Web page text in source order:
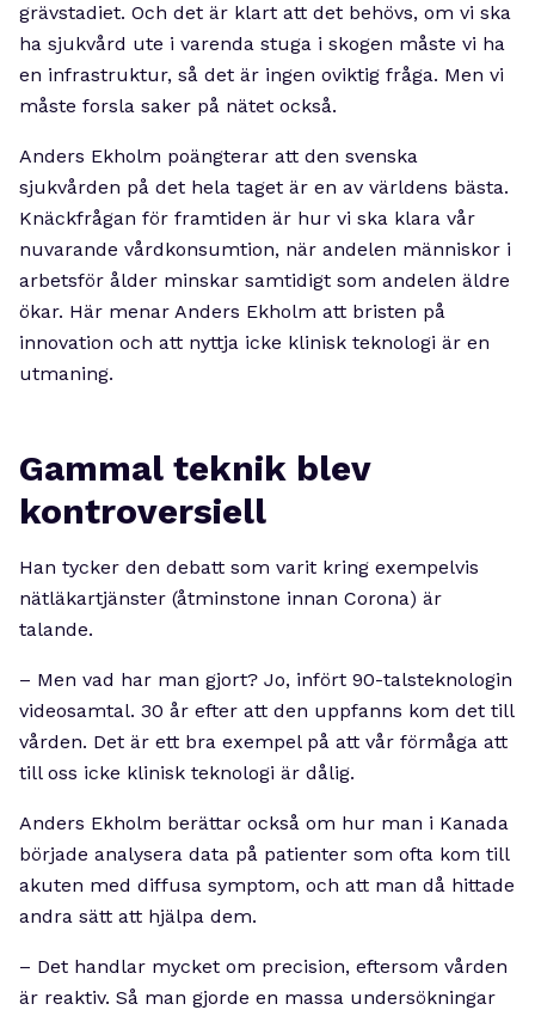
grävstadiet. Och det är klart att det behövs, om vi ska
ha sjukvård ute i varenda stuga i skogen måste vi ha
en infrastruktur, så det är ingen oviktig fråga. Men vi
måste forsla saker på nätet också.
Anders Ekholm poängterar att den svenska
sjukvården på det hela taget är en av världens bästa.
Knäckfrågan för framtiden är hur vi ska klara vår
nuvarande vårdkonsumtion, när andelen människor i
arbetsför ålder minskar samtidigt som andelen äldre
ökar. Här menar Anders Ekholm att bristen på
innovation och att nyttja icke klinisk teknologi är en
utmaning.
Gammal teknik blev
kontroversiell
Han tycker den debatt som varit kring exempelvis
nätläkartjänster (åtminstone innan Corona) är
talande.
– Men vad har man gjort? Jo, infört 90-talsteknologin
videosamtal. 30 år efter att den uppfanns kom det till
vården. Det är ett bra exempel på att vår förmåga att
till oss icke klinisk teknologi är dålig.
Anders Ekholm berättar också om hur man i Kanada
började analysera data på patienter som ofta kom till
akuten med diffusa symptom, och att man då hittade
andra sätt att hjälpa dem.
– Det handlar mycket om precision, eftersom vården
är reaktiv. Så man gjorde en massa undersökningar